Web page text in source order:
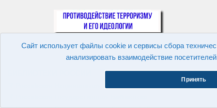
Сайт использует файлы cookie и сервисы сбора
анализировать взаимодействие
Принять
Российская Национальная Библиотека